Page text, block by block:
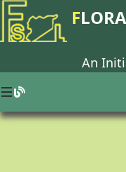
FLORA
An